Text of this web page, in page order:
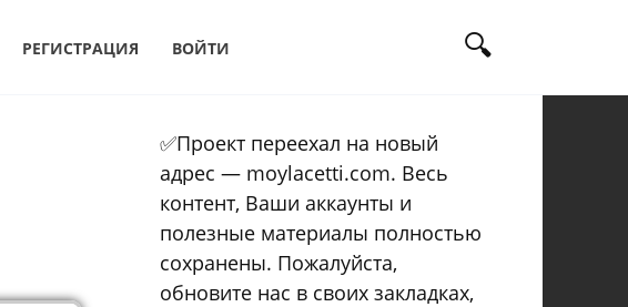
РЕГИСТРАЦИЯ ВОЙТИ
✅Проект переехал на новый
адрес — moylacetti.com. Весь
контент, Ваши аккаунты и
полезные материалы полностью
сохранены. Пожалуйста,
обновите нас в своих закладках,